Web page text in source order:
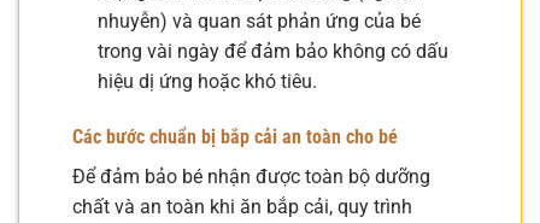
nhuyễn) và quan sát phản ứng của bé
trong vài ngày để đảm bảo không có dấu
hiệu dị ứng hoặc khó tiêu.
Các bước chuẩn bị bắp cải an toàn cho bé
Để đảm bảo bé nhận được toàn bộ dưỡng
chất và an toàn khi ăn bắp cải, quy trình